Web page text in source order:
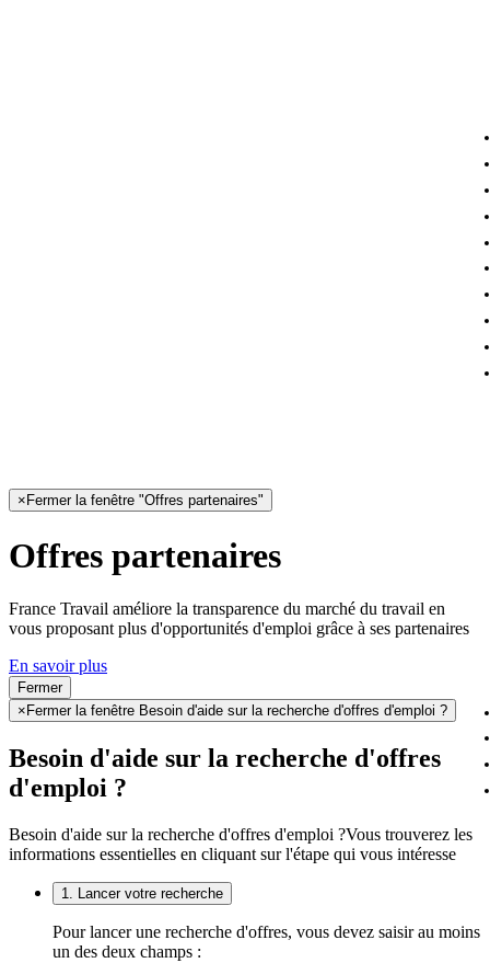
× Fermer la fenêtre "Offres partenaires"
Offres partenaires
France Travail améliore la transparence du marché du travail en
vous proposant plus d'opportunités d'emploi grâce à ses partenaires
En savoir plus
Fermer
× Fermer la fenêtre Besoin d'aide sur la recherche d'offres d'emploi ?
Besoin d'aide sur la recherche d'offres
d'emploi ?
Besoin d'aide sur la recherche d'offres d'emploi ?Vous trouverez les
informations essentielles en cliquant sur l'étape qui vous intéresse
1. Lancer votre recherche
Pour lancer une recherche d'offres, vous devez saisir au moins
un des deux champs :